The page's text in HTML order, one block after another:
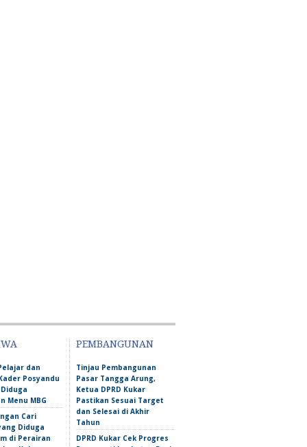
dan
Posyandu
Menu MBG
Cari
Diduga
di Perairan
PEMBANGUNAN
Tinjau Pembangunan
Pasar Tangga Arung,
Ketua DPRD Kukar
Pastikan Sesuai Target
dan Selesai di Akhir
Tahun
DPRD Kukar Cek Progres